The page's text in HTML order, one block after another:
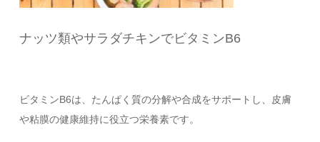
ナッツ類やサラダチキンでビタミンB6
ビタミンB6は、たんぱく質の分解や合成をサポートし、皮膚
や粘膜の健康維持に役立つ栄養素です。